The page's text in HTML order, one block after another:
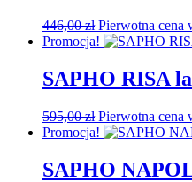
446,00zł Pierwotna cena
Promocja!
SAPHO RISA
595,00zł Pierwotna cena
Promocja!
SAPHO